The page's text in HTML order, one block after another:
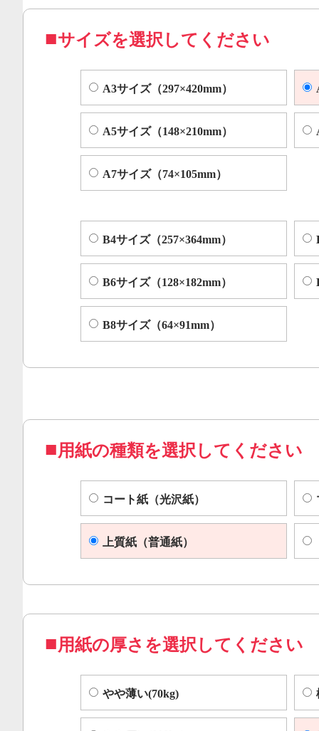
サイズを選択してください
A3サイズ（297×420mm）
A5サイズ（148×210mm）
A7サイズ（74×105mm）
B4サイズ（257×364mm）
B6サイズ（128×182mm）
B8サイズ（64×91mm）
用紙の種類を選択してください
コート紙（光沢紙）
上質紙（普通紙）
用紙の厚さを選択してください
やや薄い(70kg)